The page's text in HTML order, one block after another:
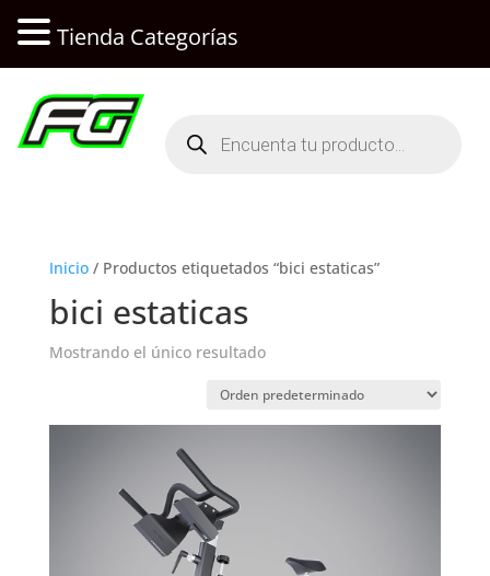
productos
Inicio/ Productos etiquetados “bici estaticas”
bici estaticas
Mostrando el único resultado
Tienda Categorías